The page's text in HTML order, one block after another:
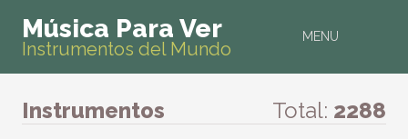
MENU
Música Para Ver
Instrumentos del Mundo
Instrumentos Total: 2288